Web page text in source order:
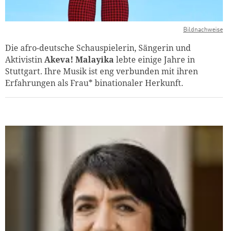
Bildnachweise
Die afro-deutsche Schauspielerin, Sängerin und
AktivistinAkeva! Malayika lebte einige Jahre in
Stuttgart. Ihre Musik ist eng verbunden mit ihren
Erfahrungen als Frau* binationaler Herkunft.